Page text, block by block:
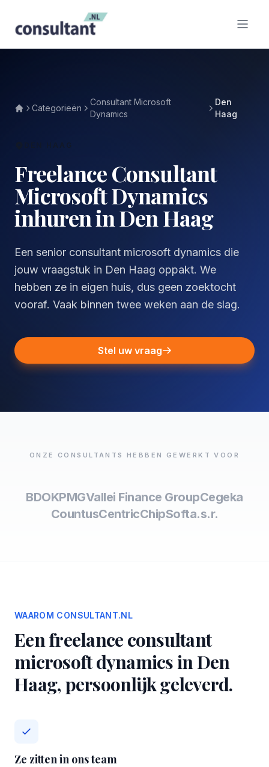
Categorieën
Consultant Microsoft
Dynamics
Den
Haag
Freelance Consultant
Microsoft Dynamics
inhuren in Den Haag
Een senior consultant microsoft dynamics die
jouw vraagstuk in Den Haag oppakt. We
hebben ze in eigen huis, dus geen zoektocht
vooraf. Vaak binnen twee weken aan de slag.
Stel uw vraag
ONZE CONSULTANTS HEBBEN GEWERKT VOOR
BDOKPMGVallei Finance GroupCegeka
CountusCentricChipSofta.s.r.
WAAROM CONSULTANT.NL
Een freelance consultant
microsoft dynamics in Den
Haag, persoonlijk geleverd.
Ze zitten in ons team